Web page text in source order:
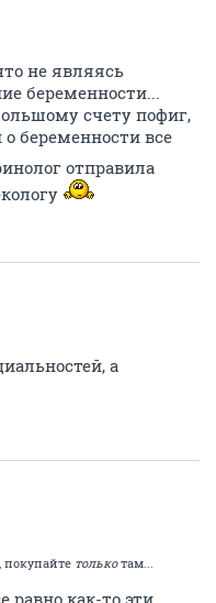
не являясь
беременности...
счету пофиг,
о беременности все
отправила
а
покупайте толькотам...
равно как-то эти